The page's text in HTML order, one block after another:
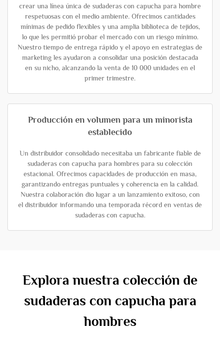
crear una línea única de sudaderas con capucha para hombre
respetuosas con el medio ambiente. Ofrecimos cantidades
mínimas de pedido flexibles y una amplia biblioteca de tejidos,
lo que les permitió probar el mercado con un riesgo mínimo.
Nuestro tiempo de entrega rápido y el apoyo en estrategias de
marketing les ayudaron a consolidar una posición destacada
en su nicho, alcanzando la venta de 10 000 unidades en el
primer trimestre.
Producción en volumen para un minorista
establecido
Un distribuidor consolidado necesitaba un fabricante fiable de
sudaderas con capucha para hombres para su colección
estacional. Ofrecimos capacidades de producción en masa,
garantizando entregas puntuales y coherencia en la calidad.
Nuestra colaboración dio lugar a un lanzamiento exitoso, con
el distribuidor informando una temporada récord en ventas de
sudaderas con capucha.
Explora nuestra colección de
sudaderas con capucha para
hombres